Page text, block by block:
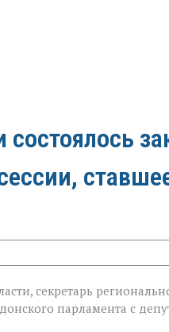
секретарь
парламента с